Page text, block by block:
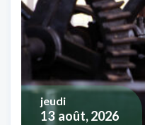
13 août, 2026
jeudi